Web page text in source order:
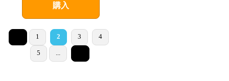
購入
1 2 3 4
5 ...